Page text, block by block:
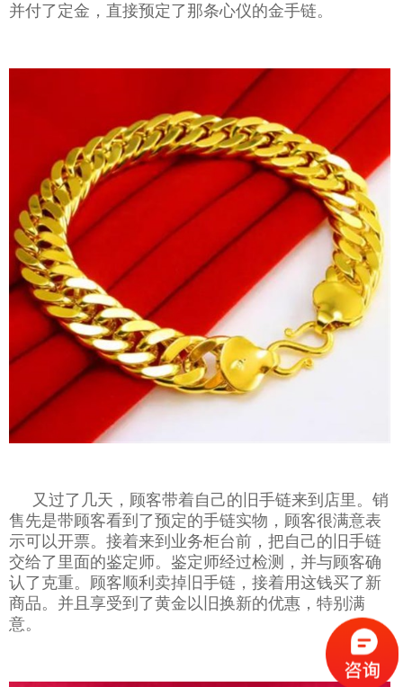
并付了定金，直接预定了那条心仪的金手链。
又过了几天，顾客带着自己的旧手链来到店里。销
售先是带顾客看到了预定的手链实物，顾客很满意表
示可以开票。接着来到业务柜台前，把自己的旧手链
交给了里面的鉴定师。鉴定师经过检测，并与顾客确
认了克重。顾客顺利卖掉旧手链，接着用这钱买了新
商品。并且享受到了黄金以旧换新的优惠，特别满
意。